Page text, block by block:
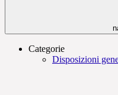
Categorie
Disposizioni